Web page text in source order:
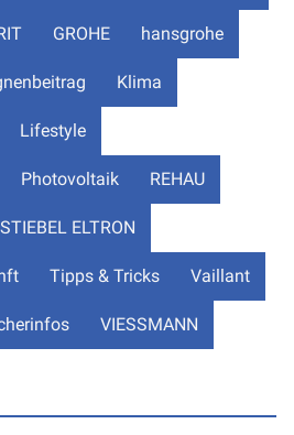
GROHE hansgrohe
Klima
Lifestyle
Photovoltaik REHAU
STIEBEL ELTRON
Tipps & Tricks Vaillant
VIESSMANN